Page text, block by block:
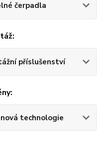
čerpadla
příslušenství
technologie